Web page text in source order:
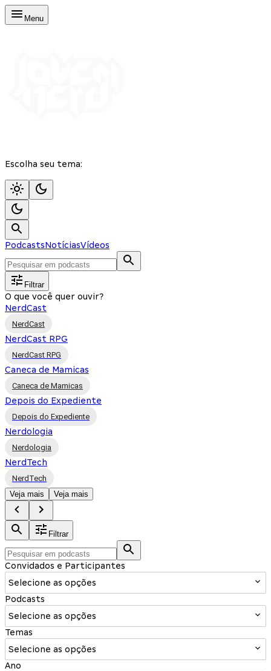
Menu
Escolha seu tema:
PodcastsNotíciasVídeos
Filtrar
O que você quer ouvir?
NerdCast
NerdCast
NerdCast RPG
NerdCast RPG
Caneca de Mamicas
Caneca de Mamicas
Depois do Expediente
Depois do Expediente
Nerdologia
Nerdologia
NerdTech
NerdTech
Veja mais
Veja mais
Filtrar
Convidados e Participantes
Selecione as opções
Podcasts
Selecione as opções
Temas
Selecione as opções
Ano